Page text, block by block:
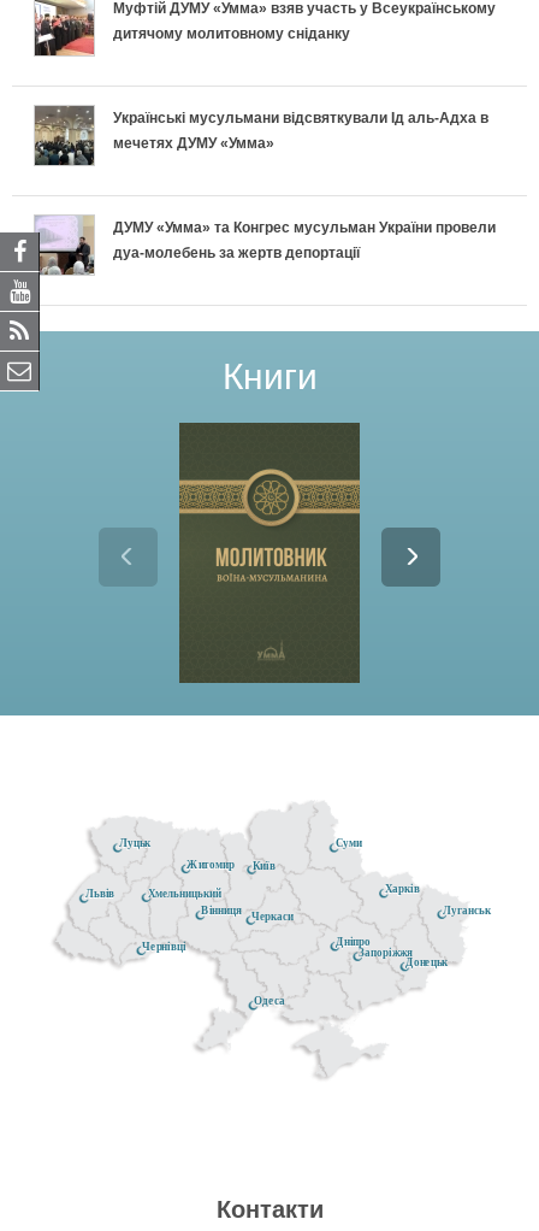
Муфтій ДУМУ «Умма» взяв участь у Всеукраїнському
дитячому молитовному сніданку
Українські мусульмани відсвяткували Ід аль-Адха в
мечетях ДУМУ «Умма»
ДУМУ «Умма» та Конгрес мусульман України провели
дуа-молебень за жертв депортації
Книги
Донецьк
Житомир
Черкаси
Чернівці
Київ
Луганськ
Хмельницький
Луцьк
Дніпро
Одеса
Суми
Вінниця
Запоріжжя
Львів Харків
Контакти